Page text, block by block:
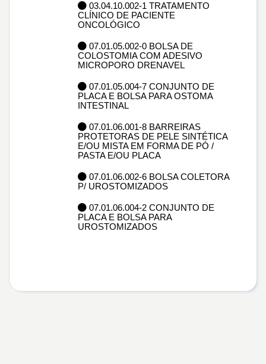
03.04.10.002-1 TRATAMENTO
CLÍNICO DE PACIENTE
ONCOLÓGICO
07.01.05.002-0 BOLSA DE
COLOSTOMIA COM ADESIVO
MICROPORO DRENAVEL
07.01.05.004-7 CONJUNTO DE
PLACA E BOLSA PARA OSTOMA
INTESTINAL
07.01.06.001-8 BARREIRAS
PROTETORAS DE PELE SINTÉTICA
E/OU MISTA EM FORMA DE PÓ /
PASTA E/OU PLACA
07.01.06.002-6 BOLSA COLETORA
P/ UROSTOMIZADOS
07.01.06.004-2 CONJUNTO DE
PLACA E BOLSA PARA
UROSTOMIZADOS